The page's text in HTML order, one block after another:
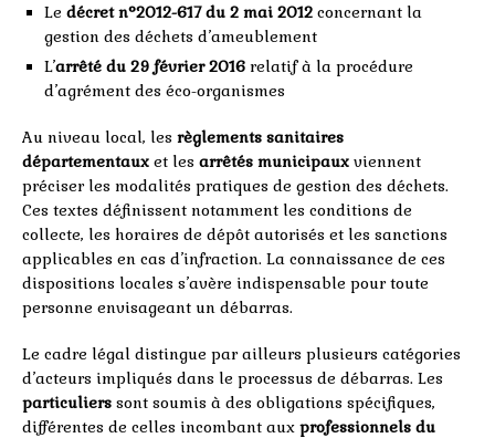
Le décret n°2012-617 du 2 mai 2012 concernant la
gestion des déchets d’ameublement
L’arrêté du 29 février 2016 relatif à la procédure
d’agrément des éco-organismes
Au niveau local, les règlements sanitaires
départementaux et les arrêtés municipaux viennent
préciser les modalités pratiques de gestion des déchets.
Ces textes définissent notamment les conditions de
collecte, les horaires de dépôt autorisés et les sanctions
applicables en cas d’infraction. La connaissance de ces
dispositions locales s’avère indispensable pour toute
personne envisageant un débarras.
Le cadre légal distingue par ailleurs plusieurs catégories
d’acteurs impliqués dans le processus de débarras. Les
particuliers sont soumis à des obligations spécifiques,
différentes de celles incombant aux professionnels du